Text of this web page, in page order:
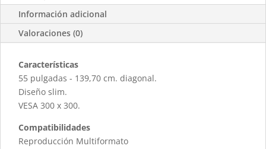
Información adicional
Valoraciones (0)
Características
55 pulgadas - 139,70 cm. diagonal.
Diseño slim.
VESA 300 x 300.
Compatibilidades
Reproducción Multiformato